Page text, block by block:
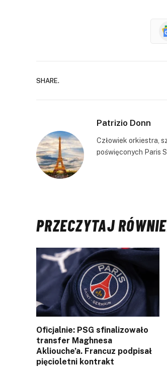
SHARE.
Patrizio Donn
Człowiek orkiestra,
poświęconych Paris
PRZECZYTAJ
Oficjalnie: PSG sfinalizowało
transfer Maghnesa
Akliouche’a. Francuz podpisał
pięcioletni kontrakt